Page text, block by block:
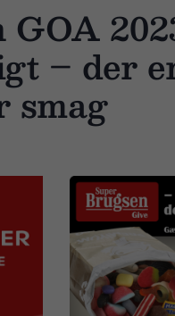
– der
smag